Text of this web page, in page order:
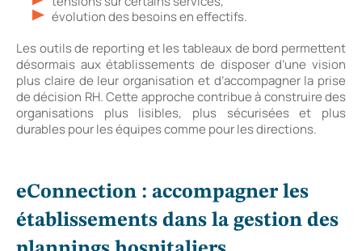
évolution des besoins en effectifs.
Les outils de reporting et les tableaux de bord permettent
désormais aux établissements de disposer d’une vision
plus claire de leur organisation et d’accompagner la prise
de décision RH. Cette approche contribue à construire des
organisations plus lisibles, plus sécurisées et plus
durables pour les équipes comme pour les directions.
eConnection : accompagner les
établissements dans la gestion des